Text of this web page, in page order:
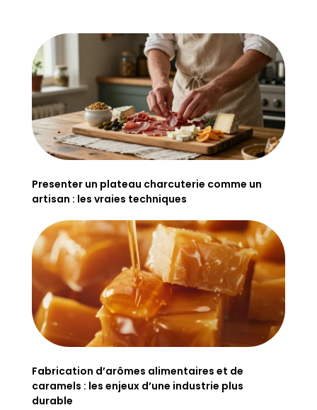
Presenter un plateau charcuterie comme un
artisan : les vraies techniques
Fabrication d’arômes alimentaires et de
caramels : les enjeux d’une industrie plus
durable